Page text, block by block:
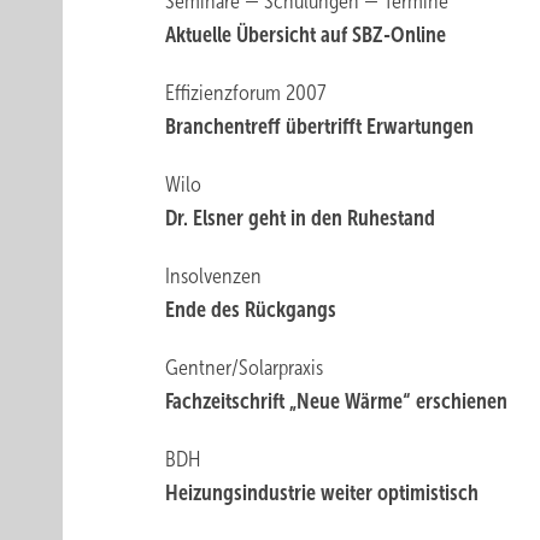
Aktuelle Übersicht auf SBZ-Online
Effizienzforum 2007
Branchentreff übertrifft Erwartungen
Wilo
Dr. Elsner geht in den Ruhestand
Insolvenzen
Ende des Rückgangs
Gentner/Solarpraxis
Fachzeitschrift „Neue Wärme“ erschienen
BDH
Heizungsindustrie weiter optimistisch